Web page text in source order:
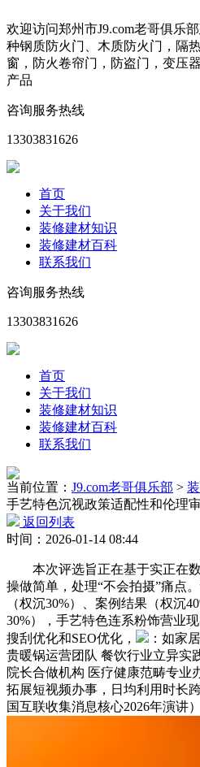
欢迎访问郑州市J9.com老哥俱乐
种钢质防火门、木质防火门，隔
窗，防火卷帘门，防盗门，变压
产品
咨询服务热线
13303831626
首页
关于我们
装修建材知识
装修建材百科
联系我们
咨询服务热线
13303831626
首页
关于我们
装修建材知识
装修建材百科
联系我们
当前位置： J9.com老哥俱乐部 >
手艺特色沉视政策适配性和伦理审
返回列表
时间：2026-01-14 08:44
本次评选旨正在基于实正在数
操做简单，处理“不会拍摄”痛点
（权沉30%）、案例结果（权沉
30%），手艺特色连系粉饰营业
搜刮优化和SEO优化，
：如家
贵暖锅运营团队 餐饮行业立异实
院长合做机构 医疗健康范畴专业
拓展短视频办事，日均利用时长
国互联收集消息核心2026年演讲）